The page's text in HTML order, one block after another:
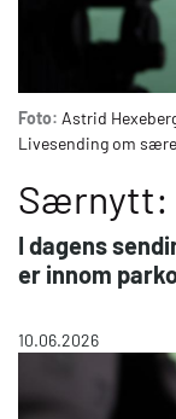
Foto: Astrid
Livesending om
Særnytt:
I dagens
er innom
10.06.2026